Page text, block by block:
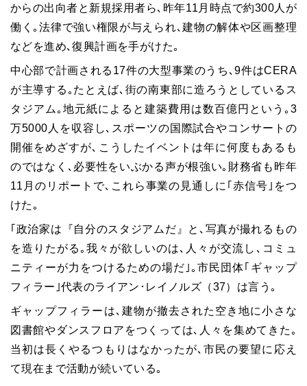
からの出向者と新規採用者ら､昨年11月時点で約300人が
働く｡法律で強い権限が与えられ､建物の解体や区画整理
などを進め､復興計画を手がけた｡
中心部で計画される17件の大型事業のうち､9件はCERA
が主導する｡たとえば､街の南東部に造ろうとしているス
タジアム｡地元紙によると建築費用は数百億円という｡3
万5000人を収容し､スポーツの国際試合やコンサートの
開催をめざすが､こうしたイベントは年に何度もあるも
のではなく､必要性をいぶかる声が根強い｡財務省も昨年
11月のリポートで､これら事業の見通しに｢赤信号｣をつ
けた｡
｢政治家は『自分のスタジアムだ』と､写真が撮れるもの
を造りたがる｡我々が欲しいのは､人々が交流し､コミュ
ニティーが力をつけるための場だ｣｡市民団体｢ギャップ
フィラー｣代表のライアン･レイノルズ（37）は言う｡
ギャップフィラーは､建物が撤去された空き地に小さな
図書館やダンスフロアをつくっては､人々を集めてきた｡
当初は長くやるつもりはなかったが､市民の要望に応え
て現在まで活動が続いている｡